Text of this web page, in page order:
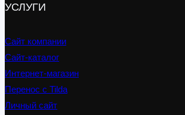
УСЛУГИ
Сайт компании
Сайт-каталог
Интернет-магазин
Перенос с Tilda
Личный сайт